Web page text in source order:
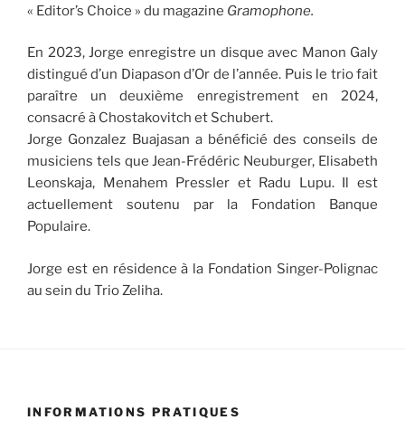
« Editor’s Choice » du magazine Gramophone.
En 2023, Jorge enregistre un disque avec Manon Galy
distingué d’un Diapason d’Or de l’année. Puis le trio fait
paraître un deuxième enregistrement en 2024,
consacré à Chostakovitch et Schubert.
Jorge Gonzalez Buajasan a bénéficié des conseils de
musiciens tels que Jean-Frédéric Neuburger, Elisabeth
Leonskaja, Menahem Pressler et Radu Lupu. Il est
actuellement soutenu par la Fondation Banque
Populaire.
Jorge est en résidence à la Fondation Singer-Polignac
au sein du Trio Zeliha.
INFORMATIONS PRATIQUES